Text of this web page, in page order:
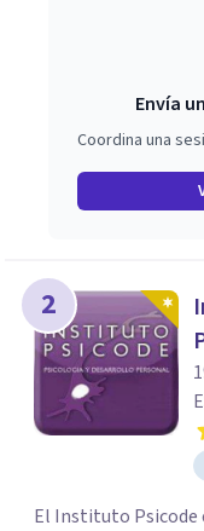
Envía
Coordina una
2
El Instituto Psicode